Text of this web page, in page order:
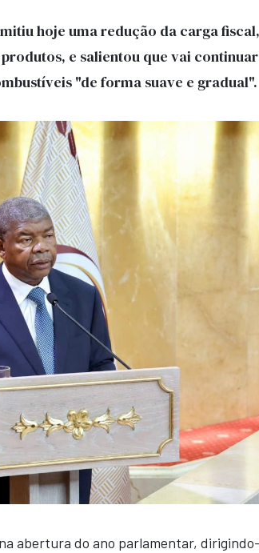
hoje uma redução da carga fiscal,
e salientou que vai
"de forma suave e gradual".
abertura do ano parlamentar,